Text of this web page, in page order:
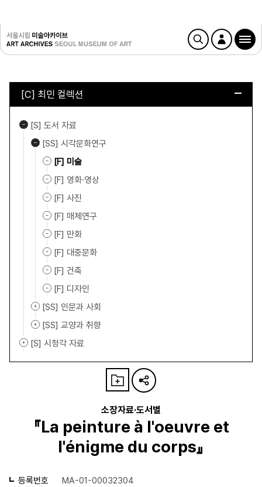
[C] 최민 컬렉션
[S] 도서 자료
[SS] 시각문화연구
[F] 미술
[F] 영화·영상
[F] 사진
[F] 매체연구
[F] 만화
[F] 대중문화
[F] 건축
[F] 디자인
[SS] 인문과 사회
[SS] 교양과 취향
[S] 시청각 자료
소장자료·도서별
『La peinture à l'oeuvre et
l'énigme du corps』
등록번호 MA-01-00032304